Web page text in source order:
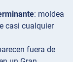
: moldea
casi cualquier
fuera de